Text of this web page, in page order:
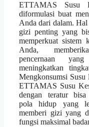
ETTAMAS Susu
diformulasi buat
Anda dari dalam.
gizi penting yang
memperkuat sistem
Anda,
pencernaan
meningkatkan
Mengkonsumsi
ETTAMAS Susu
dengan teratur bisa
pola hidup yang
memberi gizi yang
fungsi maksimal